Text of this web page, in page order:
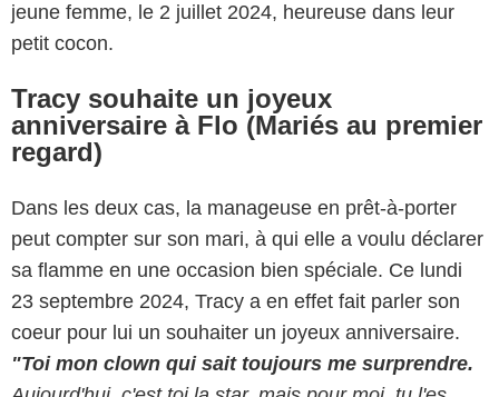
jeune femme, le 2 juillet 2024, heureuse dans leur
petit cocon.
Tracy souhaite un joyeux
anniversaire à Flo (Mariés au premier
regard)
Dans les deux cas, la manageuse en prêt-à-porter
peut compter sur son mari, à qui elle a voulu déclarer
sa flamme en une occasion bien spéciale. Ce lundi
23 septembre 2024, Tracy a en effet fait parler son
coeur pour lui un souhaiter un joyeux anniversaire.
"Toi mon clown qui sait toujours me surprendre.